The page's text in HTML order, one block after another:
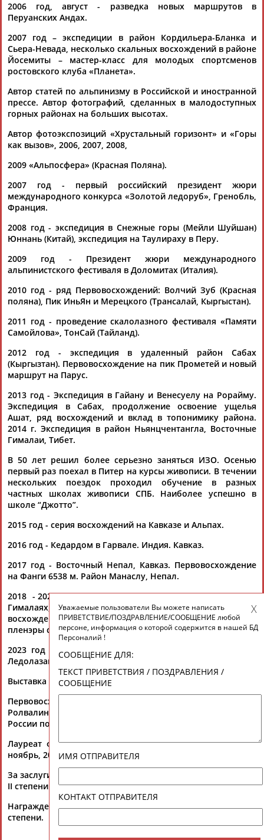
© Стадион, 1998-2026
Разработка и поддержка ООО НАИТ «Стадион»
Подпишись
2006 год, август - разведка новых маршрутов в
Перуанских Андах.
2007 год – экспедиции в район Кордильера-Бланка и
Сьера-Невада, несколько скальных восхождений в районе
Йосемиты – мастер-класс для молодых спортсменов
ростовского клуба «Планета».
Автор статей по альпинизму в Российской и иностранной
прессе. Автор фотографий, сделанных в малодоступных
горных районах на больших высотах.
Автор фотоэкспозиций «Хрустальный горизонт» и «Горы
как вызов», 2006, 2007, 2008,
2009 «Альпосфера» (Красная Поляна).
2007 год - первый российский президент жюри
международного конкурса «Золотой ледоруб», Гренобль,
Франция.
2008 год - экспедиция в Снежные горы (Мейли Шуйшан)
Юннань (Китай), экспедиция на Таулираху в Перу.
2009 год - Президент жюри международного
альпинистского фестиваля в Доломитах (Италия).
2010 год - ряд Первовосхождений: Волчий Зуб (Красная
поляна), Пик ИньЯн и Мерецкого (Трансалай, Кыргыстан).
2011 год - проведение скалолазного фестиваля «Памяти
Самойлова», ТонСай (Тайланд).
2012 год - экспедиция в удаленный район Сабах
(Кыргызтан). Первовосхождение на пик Прометей и новый
маршрут на Парус.
2013 год - Экспедиция в Гайану и Венесуелу на Рорайму.
Экспедиция в Сабах, продолжение освоение ущелья
Ашат, ряд восхождений и вклад в топонимику района.
2014 г. Экспедиция в район Ньянцчентангла, Восточные
Гималаи, Тибет.
В 50 лет решил более серьезно заняться ИЗО. Осенью
первый раз поехал в Питер на курсы живописи. В течении
нескольких поездок проходил обучение в разных
частных школах живописи СПБ. Наиболее успешно в
школе “Джотто”.
2015 год - серия восхождений на Кавказе и Альпах.
2016 год - Кедардом в Гарвале. Индия. Кавказ.
2017 год - Восточный Непал, Кавказ. Первовосхождение
на Фанги 6538 м. Район Манаслу, Непал.
2018 - 2022 годы - регулярные восхождения на Кавказе, в
Гималаях, Кордильеры Бланка. В промежутках между
восхождениями и экспедициями занятия живописью,
пленэры с друзьями.
2023 год - пленэр и скалолазание на Тонсае (Тайланд).
Ледолазание, восхождения, экспедиция в Ладак (Индия).
Выставка живописных работ в Ростове н/Д.
Первовосхождение в Непальских Гималаях. Вершина
Ролвалинг Канг Шар 6645. 6А к.сл. 2 место в чемпионате
России по альпинизму.
Лауреат фестиваля «Золото Российского альпинизма» –
ноябрь, 2005.
За заслуги в альпинизме награжден орденом «Эдельвейс»
II степени.
Награжден медалью «За заслуги перед Отечеством» II
степени.
Уважаемые пользователи Вы можете написать
ПРИВЕТСТВИЕ/ПОЗДРАВЛЕНИЕ/СООБЩЕНИЕ любой
персоне, информация о которой содержится в нашей БД
Персоналий !
СООБЩЕНИЕ ДЛЯ:
ТЕКСТ ПРИВЕТСТВИЯ / ПОЗДРАВЛЕНИЯ /
СООБЩЕНИЕ
ИМЯ ОТПРАВИТЕЛЯ
КОНТАКТ ОТПРАВИТЕЛЯ